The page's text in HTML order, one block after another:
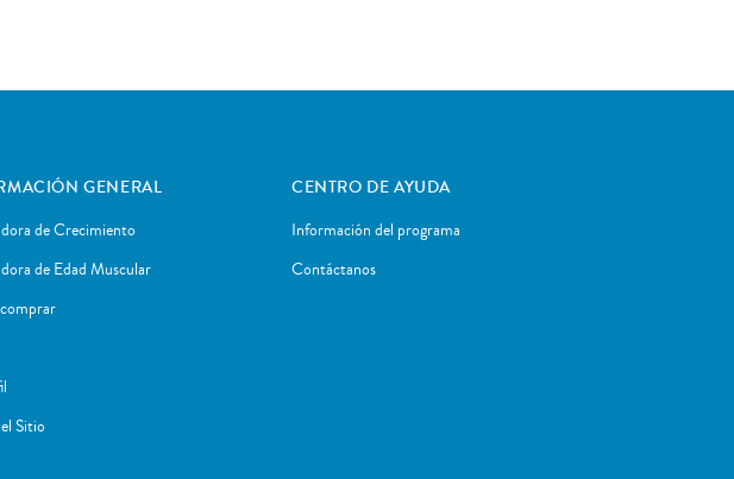
GENERAL
de Crecimiento
de Edad Muscular
Sitio
CENTRO DE AYUDA
Información del programa
Contáctanos